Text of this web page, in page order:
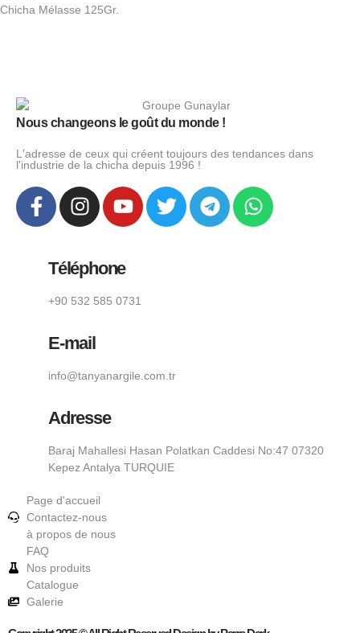
Chicha Mélasse 125Gr.
Nous changeons le goût du monde !
L'adresse de ceux qui créent toujours des tendances dans
l'industrie de la chicha depuis 1996 !
Téléphone
+90 532 585 0731
E-mail
info@tanyanargile.com.tr
Adresse
Baraj Mahallesi Hasan Polatkan Caddesi No:47 07320
Kepez Antalya TURQUIE
Page d'accueil
Contactez-nous
à propos de nous
FAQ
Nos produits
Catalogue
Galerie